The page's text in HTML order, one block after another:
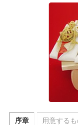
序章 用意する